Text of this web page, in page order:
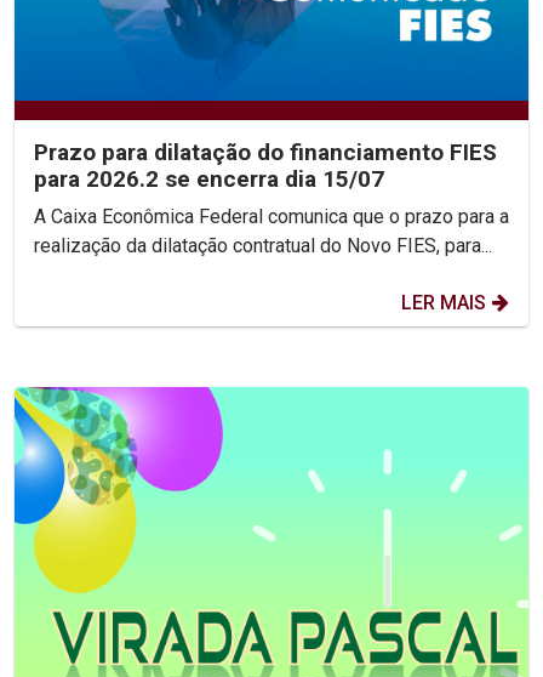
Prazo para dilatação do financiamento FIES
para 2026.2 se encerra dia 15/07
A Caixa Econômica Federal comunica que o prazo para a
realização da dilatação contratual do Novo FIES, para...
LER MAIS